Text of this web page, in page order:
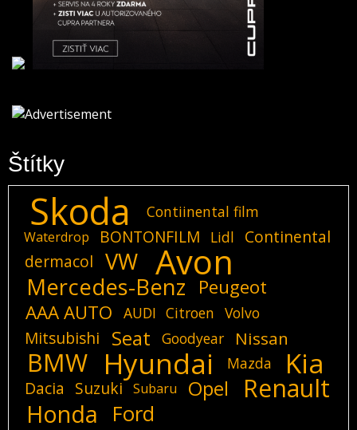
Štítky
Skoda Contiinental film
Waterdrop BONTONFILM Lidl
Continental
dermacol
VW Avon
Mercedes-Benz
Peugeot
AAA AUTO
AUDI Citroen Volvo
Mitsubishi Seat Goodyear Nissan
BMW Hyundai Mazda Kia
Dacia Suzuki Subaru Opel Renault
Honda Ford